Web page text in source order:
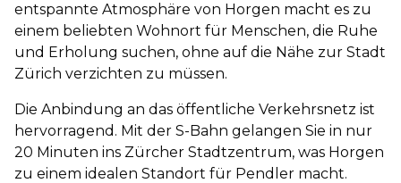
entspannte Atmosphäre von Horgen macht es zu
einem beliebten Wohnort für Menschen, die Ruhe
und Erholung suchen, ohne auf die Nähe zur Stadt
Zürich verzichten zu müssen.
Die Anbindung an das öffentliche Verkehrsnetz ist
hervorragend. Mit der S-Bahn gelangen Sie in nur
20 Minuten ins Zürcher Stadtzentrum, was Horgen
zu einem idealen Standort für Pendler macht.